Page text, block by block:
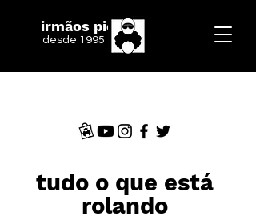
irmãos piologo
desde 1995
tudo o que está
rolando